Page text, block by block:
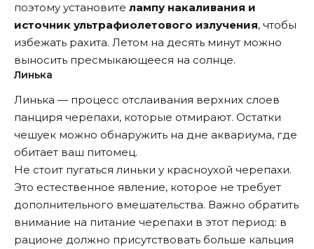
поэтому установите лампу накаливания и
источник ультрафиолетового излучения, чтобы
избежать рахита. Летом на десять минут можно
выносить пресмыкающееся на солнце.
Линька
Линька — процесс отслаивания верхних слоев
панциря черепахи, которые отмирают. Остатки
чешуек можно обнаружить на дне аквариума, где
обитает ваш питомец.
Не стоит пугаться линьки у красноухой черепахи.
Это естественное явление, которое не требует
дополнительного вмешательства. Важно обратить
внимание на питание черепахи в этот период: в
рационе должно присутствовать больше кальция